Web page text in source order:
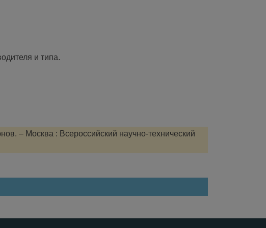
и типа.
– Москва : Всероссийский научно-технический